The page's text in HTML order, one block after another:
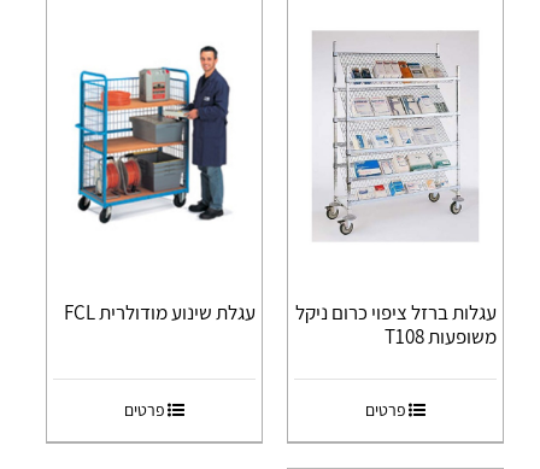
עגלות ברזל ציפוי כרום ניקל
משופעות T108
פרטים
עגלת שינוע מודולרית FCL
פרטים